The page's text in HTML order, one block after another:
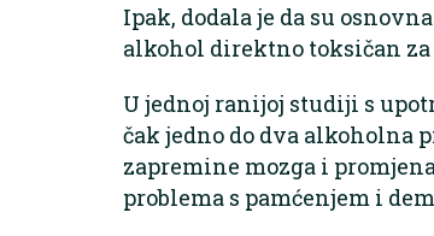
Ipak, dodala je da su
alkohol direktno toksičan
U jednoj ranijoj studiji s
čak jedno do dva alkoholna
zapremine mozga i
problema s pamćenjem i